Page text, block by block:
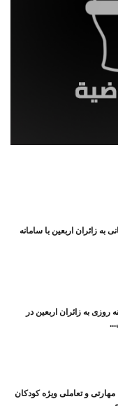
به زائران اربعین با سامانه
روزی به زائران اربعین در
و تعاملی ویژه کودکان